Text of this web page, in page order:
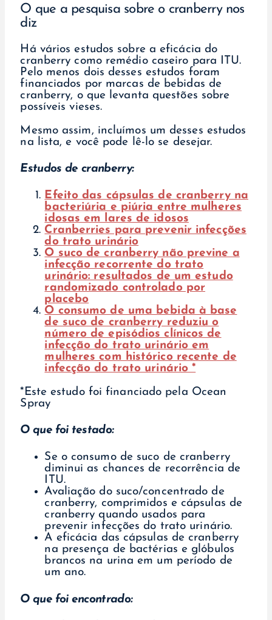
O que a pesquisa sobre o cranberry nos
diz
Há vários estudos sobre a eficácia do
cranberry como remédio caseiro para ITU.
Pelo menos dois desses estudos foram
financiados por marcas de bebidas de
cranberry, o que levanta questões sobre
possíveis vieses.
Mesmo assim, incluímos um desses estudos
na lista, e você pode lê-lo se desejar.
Estudos de cranberry:
Efeito das cápsulas de cranberry na
bacteriúria e piúria entre mulheres
idosas em lares de idosos
Cranberries para prevenir infecções
do trato urinário
O suco de cranberry não previne a
infecção recorrente do trato
urinário: resultados de um estudo
randomizado controlado por
placebo
O consumo de uma bebida à base
de suco de cranberry reduziu o
número de episódios clínicos de
infecção do trato urinário em
mulheres com histórico recente de
infecção do trato urinário *
*Este estudo foi financiado pela Ocean
Spray
O que foi testado:
Se o consumo de suco de cranberry
diminui as chances de recorrência de
ITU.
Avaliação do suco/concentrado de
cranberry, comprimidos e cápsulas de
cranberry quando usados para
prevenir infecções do trato urinário.
A eficácia das cápsulas de cranberry
na presença de bactérias e glóbulos
brancos na urina em um período de
um ano.
O que foi encontrado: